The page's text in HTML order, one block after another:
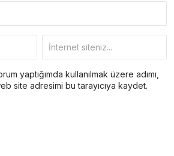
yaptığımda kullanılmak üzere adımı,
site adresimi bu tarayıcıya kaydet.